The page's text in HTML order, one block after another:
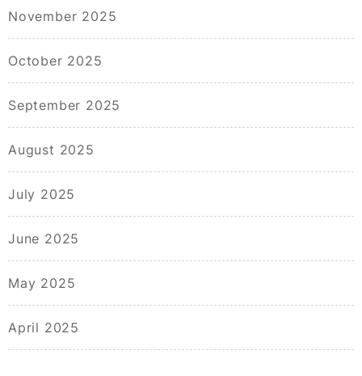
November 2025
October 2025
September 2025
August 2025
July 2025
June 2025
May 2025
April 2025